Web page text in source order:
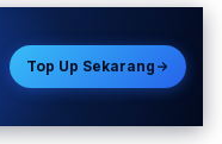
Top Up Sekarang